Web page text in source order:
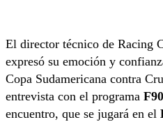
El director técnico de Racing
expresó su emoción y
Copa Sudamericana contra
entrevista con el programa
encuentro, que se jugará en el